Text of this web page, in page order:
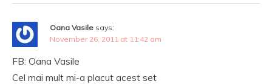
Oana Vasile says:
November 26, 2011 at 11:42 am
FB: Oana Vasile
Cel mai mult mi-a placut acest set